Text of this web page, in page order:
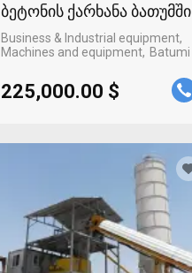
ბეტონის ქარხანა ბათუმში
Business & Industrial equipment,
Machines and equipment
Batumi
225,000.00 $